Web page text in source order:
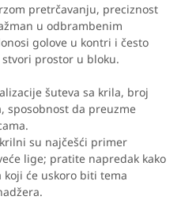
pretrčavanju, preciznost
u odbrambenim
golove u kontri i često
prostor u bloku.
šuteva sa krila, broj
sposobnost da preuzme
su najčešći primer
lige; pratite napredak kako
će uskoro biti tema